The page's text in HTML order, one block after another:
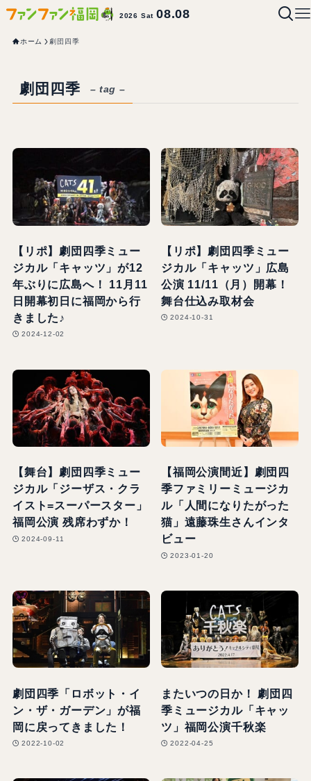
2026 Sat08.08
ホーム 劇団四季
劇団四季 – tag –
【リポ】劇団四季ミュー
ジカル「キャッツ」が12
年ぶりに広島へ！ 11月11
日開幕初日に福岡から行
きました♪
2024-12-02
【リポ】劇団四季ミュー
ジカル「キャッツ」広島
公演 11/11（月）開幕！
舞台仕込み取材会
2024-10-31
【舞台】劇団四季ミュー
ジカル「ジーザス・クラ
イスト=スーパースター」
福岡公演 残席わずか！
2024-09-11
【福岡公演間近】劇団四
季ファミリーミュージカ
ル「人間になりたがった
猫」遠藤珠生さんインタ
ビュー
2023-01-20
劇団四季「ロボット・イ
ン・ザ・ガーデン」が福
岡に戻ってきました！
2022-10-02
またいつの日か！ 劇団四
季ミュージカル「キャッ
ツ」福岡公演千秋楽
2022-04-25